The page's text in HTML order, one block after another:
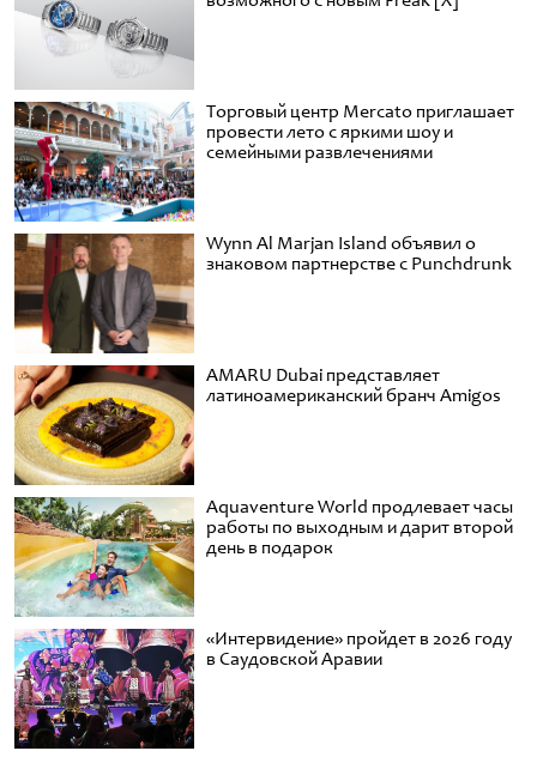
Торговый центр Mercato приглашает
провести лето с яркими шоу и
семейными развлечениями
Wynn Al Marjan Island объявил о
знаковом партнерстве с Punchdrunk
AMARU Dubai представляет
латиноамериканский бранч Amigos
Aquaventure World продлевает часы
работы по выходным и дарит второй
день в подарок
«Интервидение» пройдет в 2026 году
в Саудовской Аравии